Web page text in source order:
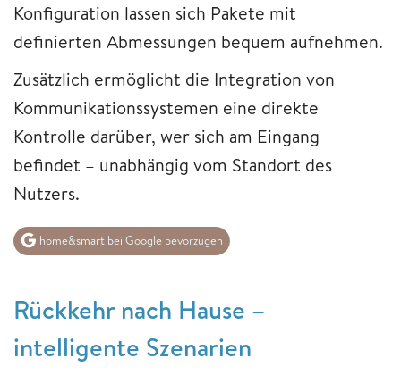
Konfiguration lassen sich Pakete mit
definierten Abmessungen bequem aufnehmen.
Zusätzlich ermöglicht die Integration von
Kommunikationssystemen eine direkte
Kontrolle darüber, wer sich am Eingang
befindet – unabhängig vom Standort des
Nutzers.
home&smart bei Google bevorzugen
Rückkehr nach Hause –
intelligente Szenarien